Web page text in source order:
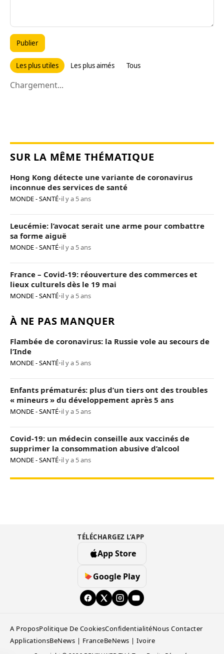
Publier
Les plus utiles Les plus aimés Tous
Chargement...
SUR LA MÊME THÉMATIQUE
Hong Kong détecte une variante de coronavirus
inconnue des services de santé
MONDE - SANTÉ•il y a 5 ans
Leucémie: l’avocat serait une arme pour combattre
sa forme aiguë
MONDE - SANTÉ•il y a 5 ans
France – Covid-19: réouverture des commerces et
lieux culturels dès le 19 mai
MONDE - SANTÉ•il y a 5 ans
À NE PAS MANQUER
Flambée de coronavirus: la Russie vole au secours de
l’Inde
MONDE - SANTÉ•il y a 5 ans
Enfants prématurés: plus d’un tiers ont des troubles
« mineurs » du développement après 5 ans
MONDE - SANTÉ•il y a 5 ans
Covid-19: un médecin conseille aux vaccinés de
supprimer la consommation abusive d’alcool
MONDE - SANTÉ•il y a 5 ans
TÉLÉCHARGEZ L’APP
App Store
Google Play
A ProposPolitique De CookiesConfidentialitéNous Contacter
ApplicationsBeNews | FranceBeNews | Ivoire